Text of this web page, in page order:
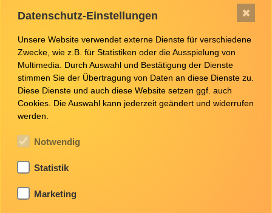
Tolle Kollegen-Familiäres Miteinander, Urlaubs-und
Weihnachtsgeld, 30 Tage Urlaub, Betriebl.
Weiterbildungen
Stellenangebote
Pflegefachmann
Datenschutz-Einstellungen
Unsere Website verwendet externe Dienste für verschiedene
Zwecke, wie z.B. für Statistiken oder die Ausspielung von
Multimedia. Durch Auswahl und Bestätigung der Dienste
stimmen Sie der Übertragung von Daten an diese Dienste zu.
Diese Dienste und auch diese Website setzen ggf. auch
Cookies. Die Auswahl kann jederzeit geändert und widerrufen
werden.
Notwendig
Statistik
Marketing
✖